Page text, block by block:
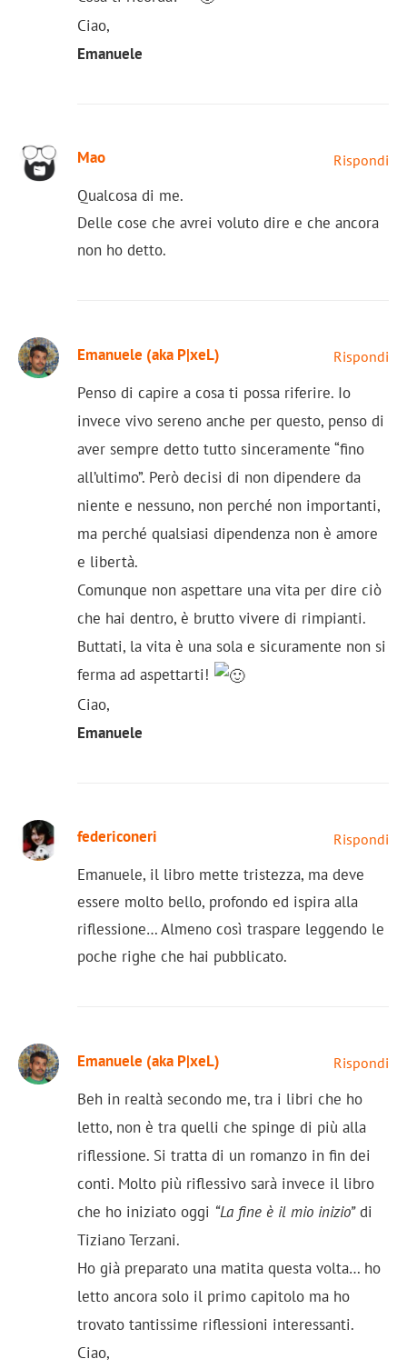
Ciao,
Emanuele
Mao Rispondi
Qualcosa di me.
Delle cose che avrei voluto dire e che ancora
non ho detto.
Emanuele (aka P|xeL) Rispondi
Penso di capire a cosa ti possa riferire. Io
invece vivo sereno anche per questo, penso di
aver sempre detto tutto sinceramente “fino
all’ultimo”. Però decisi di non dipendere da
niente e nessuno, non perché non importanti,
ma perché qualsiasi dipendenza non è amore
e libertà.
Comunque non aspettare una vita per dire ciò
che hai dentro, è brutto vivere di rimpianti.
Buttati, la vita è una sola e sicuramente non si
ferma ad aspettarti!
Ciao,
Emanuele
federiconeri Rispondi
Emanuele, il libro mette tristezza, ma deve
essere molto bello, profondo ed ispira alla
riflessione… Almeno così traspare leggendo le
poche righe che hai pubblicato.
Emanuele (aka P|xeL) Rispondi
Beh in realtà secondo me, tra i libri che ho
letto, non è tra quelli che spinge di più alla
riflessione. Si tratta di un romanzo in fin dei
conti. Molto più riflessivo sarà invece il libro
che ho iniziato oggi “La fine è il mio inizio”di
Tiziano Terzani.
Ho già preparato una matita questa volta… ho
letto ancora solo il primo capitolo ma ho
trovato tantissime riflessioni interessanti.
Ciao,